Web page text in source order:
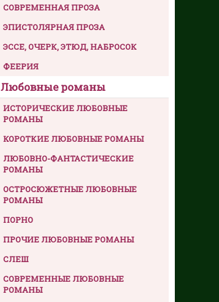
СОВРЕМЕННАЯ ПРОЗА
ЭПИСТОЛЯРНАЯ ПРОЗА
ЭССЕ, ОЧЕРК, ЭТЮД, НАБРОСОК
ФЕЕРИЯ
Любовные романы
ИСТОРИЧЕСКИЕ ЛЮБОВНЫЕ
РОМАНЫ
КОРОТКИЕ ЛЮБОВНЫЕ РОМАНЫ
ЛЮБОВНО-ФАНТАСТИЧЕСКИЕ
РОМАНЫ
ОСТРОСЮЖЕТНЫЕ ЛЮБОВНЫЕ
РОМАНЫ
ПОРНО
ПРОЧИЕ ЛЮБОВНЫЕ РОМАНЫ
СЛЕШ
СОВРЕМЕННЫЕ ЛЮБОВНЫЕ
РОМАНЫ